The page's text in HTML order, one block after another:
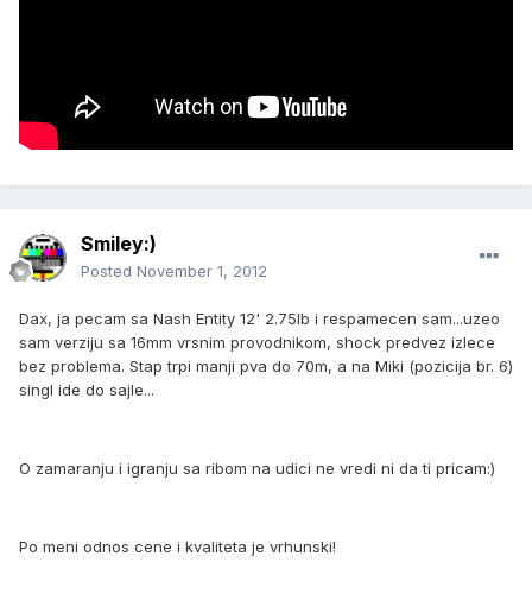
Smiley:)
Posted November 1, 2012
Dax, ja pecam sa Nash Entity 12' 2.75lb i respamecen sam...uzeo
sam verziju sa 16mm vrsnim provodnikom, shock predvez izlece
bez problema. Stap trpi manji pva do 70m, a na Miki (pozicija br. 6)
singl ide do sajle...
O zamaranju i igranju sa ribom na udici ne vredi ni da ti pricam:)
Po meni odnos cene i kvaliteta je vrhunski!